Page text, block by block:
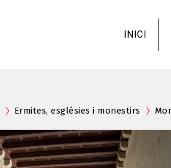
INICI
Ermites, esglésies i monestirs